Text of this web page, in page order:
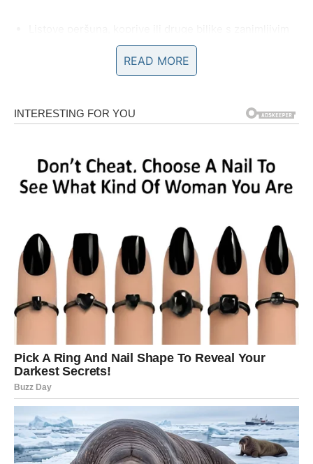
Prvo sakupite veće količine ljuski luka – najbolje je početi
za bojenje. Boja će biti intenzivnija što više ljuske imate.
U šerpi pomiješajte vodu, ljuske luka i sirće. Stavite da
lagano kuha oko 15 minuta – cilj je da voda poprimi
READ MORE